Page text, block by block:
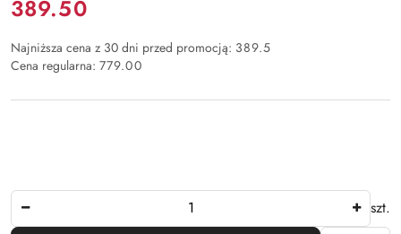
Cena:
389.50
Najniższa cena z 30 dni przed promocją: 389.5
Cena regularna: 779.00
szt.